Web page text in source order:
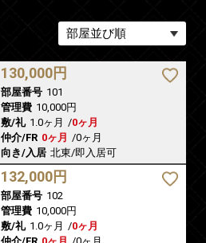
130,000円
部屋番号 101
管理費 10,000円
敷/礼 1.0ヶ月 /0ヶ月
仲介/FR 0ヶ月 /0ヶ月
向き/入居 北東/即入居可
132,000円
部屋番号 102
管理費 10,000円
敷/礼 1.0ヶ月 /0ヶ月